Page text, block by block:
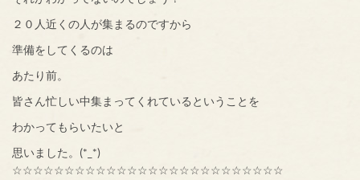
２０人近くの人が集まるのですから
準備をしてくるのは
あたり前。
皆さん忙しい中集まってくれているということを
わかってもらいたいと
思いました。(*_*)
☆☆☆☆☆☆☆☆☆☆☆☆☆☆☆☆☆☆☆☆☆☆☆☆☆☆